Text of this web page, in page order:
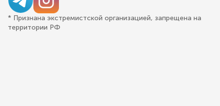
* Признана экстремистской организацией, запрещена на
территории РФ